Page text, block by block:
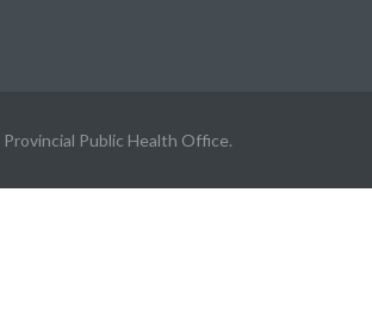
Public Health Office.